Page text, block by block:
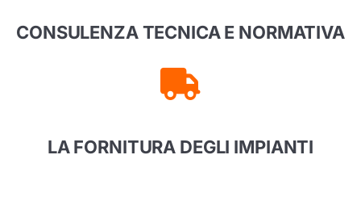
CONSULENZA TECNICA E NORMATIVA
LA FORNITURA DEGLI IMPIANTI